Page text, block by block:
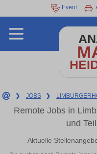
Event
❯ JOBS ❯
Remote Jobs in
und
Aktuelle